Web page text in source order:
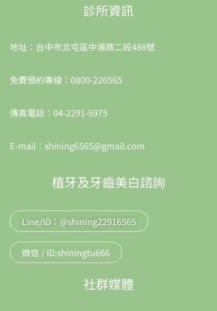
診所資訊
地址：台中市北屯區中清路二段488號
免費預約專線：0800-226565
傳真電話：04-2291-5975
E-mail：shining6565@gmail.com
植牙及牙齒美白諮詢
Line/ID：@shining22916565
微信 / ID:shiningtu666
社群媒體